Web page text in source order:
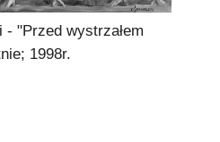
"Przed wystrzałem
1998r.